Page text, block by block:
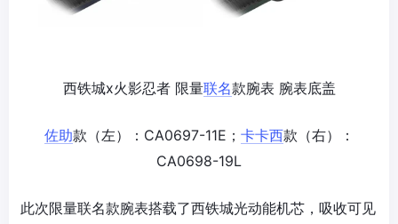
西铁城x火影忍者 限量联名款腕表 腕表底盖
佐助款（左）：CA0697-11E； 卡卡西款（右）：
CA0698-19L
此次限量联名款腕表搭载了西铁城光动能机芯，吸收可见